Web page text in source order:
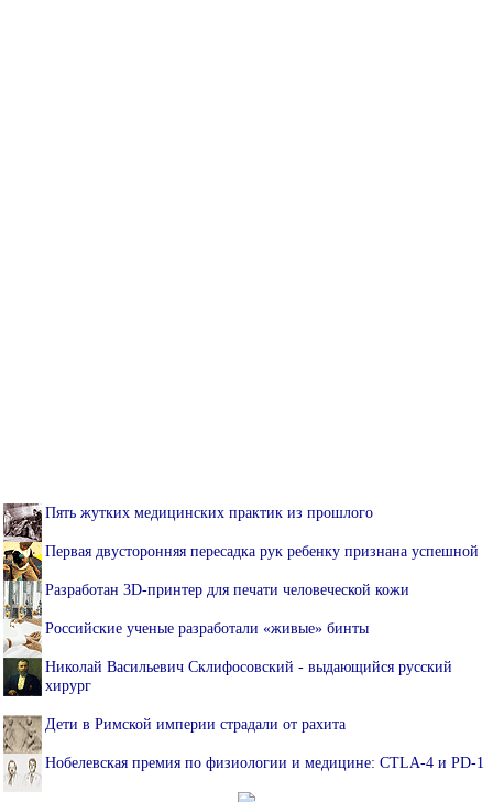
Пять жутких медицинских практик из прошлого
Первая двусторонняя пересадка рук ребенку признана успешной
Разработан 3D-принтер для печати человеческой кожи
Российские ученые разработали «живые» бинты
Николай Васильевич Склифосовский - выдающийся русский
хирург
Дети в Римской империи страдали от рахита
Нобелевская премия по физиологии и медицине: CTLA-4 и PD-1